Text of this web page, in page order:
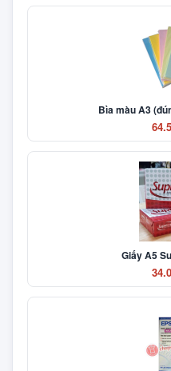
Bìa màu A3
Giấy A5